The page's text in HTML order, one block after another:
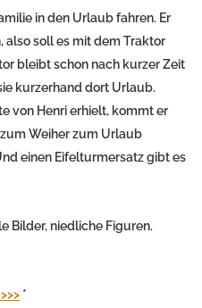
in den Urlaub fahren. Er
also soll es mit dem Traktor
bleibt schon nach kurzer Zeit
kurzerhand dort Urlaub.
von Henri erhielt, kommt er
Weiher zum Urlaub
einen Eifelturmersatz gibt es
Bilder, niedliche Figuren.
*